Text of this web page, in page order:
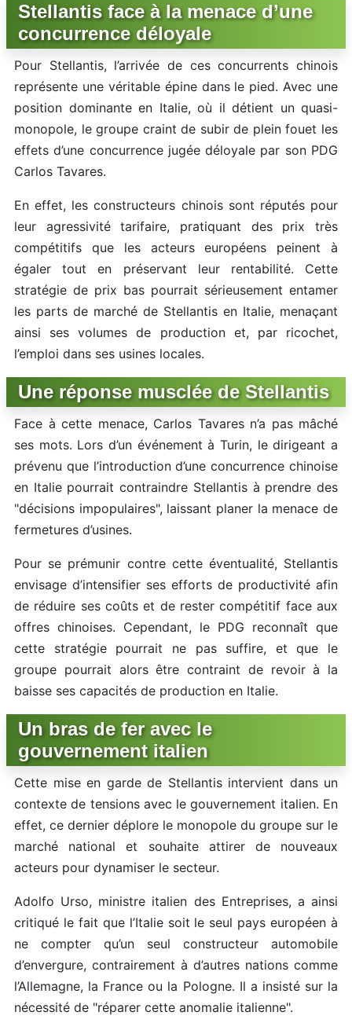
Stellantis face à la menace d’une
concurrence déloyale
Pour Stellantis, l’arrivée de ces concurrents chinois
représente une véritable épine dans le pied. Avec une
position dominante en Italie, où il détient un quasi-
monopole, le groupe craint de subir de plein fouet les
effets d’une concurrence jugée déloyale par son PDG
Carlos Tavares.
En effet, les constructeurs chinois sont réputés pour
leur agressivité tarifaire, pratiquant des prix très
compétitifs que les acteurs européens peinent à
égaler tout en préservant leur rentabilité. Cette
stratégie de prix bas pourrait sérieusement entamer
les parts de marché de Stellantis en Italie, menaçant
ainsi ses volumes de production et, par ricochet,
l’emploi dans ses usines locales.
Une réponse musclée de Stellantis
Face à cette menace, Carlos Tavares n’a pas mâché
ses mots. Lors d’un événement à Turin, le dirigeant a
prévenu que l’introduction d’une concurrence chinoise
en Italie pourrait contraindre Stellantis à prendre des
"décisions impopulaires", laissant planer la menace de
fermetures d’usines.
Pour se prémunir contre cette éventualité, Stellantis
envisage d’intensifier ses efforts de productivité afin
de réduire ses coûts et de rester compétitif face aux
offres chinoises. Cependant, le PDG reconnaît que
cette stratégie pourrait ne pas suffire, et que le
groupe pourrait alors être contraint de revoir à la
baisse ses capacités de production en Italie.
Un bras de fer avec le
gouvernement italien
Cette mise en garde de Stellantis intervient dans un
contexte de tensions avec le gouvernement italien. En
effet, ce dernier déplore le monopole du groupe sur le
marché national et souhaite attirer de nouveaux
acteurs pour dynamiser le secteur.
Adolfo Urso, ministre italien des Entreprises, a ainsi
critiqué le fait que l’Italie soit le seul pays européen à
ne compter qu’un seul constructeur automobile
d’envergure, contrairement à d’autres nations comme
l’Allemagne, la France ou la Pologne. Il a insisté sur la
nécessité de "réparer cette anomalie italienne".